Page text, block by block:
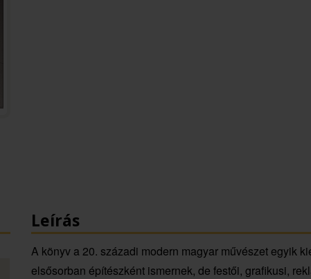
Leírás
A könyv a 20. századi modern magyar művészet egyik
elsősorban építészként ismernek, de festői, grafikusi,